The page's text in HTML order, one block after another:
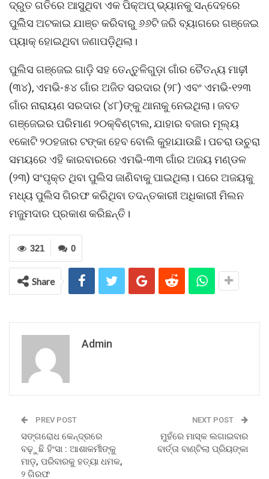
ଦ୍ରୁତ ଗତିରେ ଆସୁଥିବା ଏକ ପିକ୍ଅପ୍‌ ଭ୍ୟାନକୁ ସନ୍ଦେହରେ
ପୁଲିିସ ଅଟକାଇ ଯାଞ୍ଚ କରିବାରୁ ୬୬ଟି ଜରି ବ୍ୟାଗରେ ଗଞ୍ଜେଇ
ପ୍ୟାକ୍ ହୋଇଥିବା ଜଣାପଡ଼ିଥିଲା।
ପୁଲିସ ଗଞ୍ଜେଇ ଗାଡ଼ି ସହ ତେନ୍ତୁଳିଗୁଡ଼ା ଗାଁର ଚୈତନ୍ୟ ମାଢ଼ୀ
(୩୪), ଏମଭି-୫୪ ଗାଁର ଅଜିତ ସରଦାର (୨୮) ଏବଂ ଏମଭି-୧୨୩
ଗାଁର ନାରାୟଣ ସରଦାର (୪୮)ଙ୍କୁ ଥାନାକୁ ନେଇଥିଲା। ଜବତ
ଗଞ୍ଜେଇର ପରିମାଣ ୨୦କ୍ବିଣ୍ଟାଲ, ଯାହାର ବଜାର ମୂଲ୍ୟ
୧କୋଟି ୨୦ହଜାର ଟଙ୍କା ହେବ ବୋଲି କୁହାଯାଉଛି। ପଚରା ଉଚୁରା
ସମୟରେ ଏହି କାରବାରରେ ଏମଭି-୩୩ ଗାଁର ଅଜୟ ମଣ୍ଡଳ
(୨୩) ସଂପୃକ୍ତ ଥିବା ପୁଲିସ ଜାଣିବାକୁ ପାଇଥିଲା। ପରେ ଅଜୟକୁ
ମଧ୍ୟ ପୁଲିସ ଗିରଫ କରିଥିବା ତଦନ୍ତକାରୀ ଅଧିକାରୀ ମିଲନ
ମଜୁମଦାର ପ୍ରକାଶ କରିଛନ୍ତି।
0
321
Share
Admin
PREV POST
ସଙ୍ଗରୋଧ କେନ୍ଦ୍ରରେ
ବଢ଼ୁଛି ହିଂସା : ଆଶାକର୍ମୀଙ୍କୁ
ମାଡ଼, ପରିବାରକୁ ହତ୍ୟା ଧମକ,
୨ ଗିରଫ
NEXT POST
ମୁହଁରେ ମାସ୍କ ଲଗାଇବାର
ବାର୍ତ୍ତା ବାଣ୍ଟିଲା ପ୍ରିୟଙ୍କା